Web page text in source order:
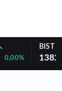
0,00%
BIST